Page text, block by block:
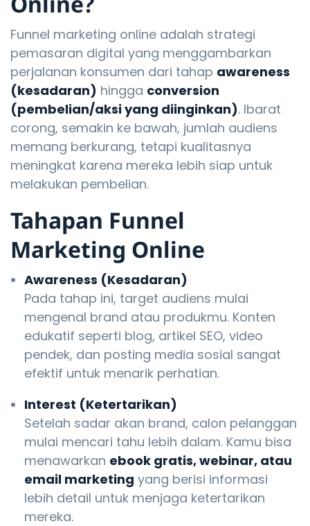
Funnel marketing online adalah strategi
pemasaran digital yang menggambarkan
perjalanan konsumen dari tahap awareness
(kesadaran) hingga conversion
(pembelian/aksi yang diinginkan). Ibarat
corong, semakin ke bawah, jumlah audiens
memang berkurang, tetapi kualitasnya
meningkat karena mereka lebih siap untuk
melakukan pembelian.
Tahapan Funnel
Marketing Online
Awareness (Kesadaran)
Pada tahap ini, target audiens mulai
mengenal brand atau produkmu. Konten
edukatif seperti blog, artikel SEO, video
pendek, dan posting media sosial sangat
efektif untuk menarik perhatian.
Interest (Ketertarikan)
Setelah sadar akan brand, calon pelanggan
mulai mencari tahu lebih dalam. Kamu bisa
menawarkan ebook gratis, webinar, atau
email marketing yang berisi informasi
lebih detail untuk menjaga ketertarikan
mereka.